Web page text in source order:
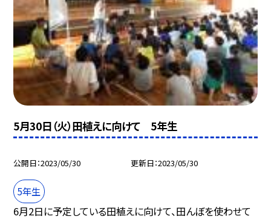
5月30日（火）田植えに向けて 5年生
公開日 2023/05/30 更新日 2023/05/30
5年生
6月2日に予定している田植えに向けて、田んぼを使わせて